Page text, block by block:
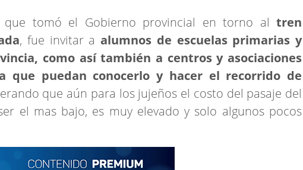
que tomó el Gobierno provincial en torno al tren
, fue invitar a alumnos de escuelas primarias y
como así también a centros y asociaciones
que puedan conocerlo y hacer el recorrido de
que aún para los jujeños el costo del pasaje del
el mas bajo, es muy elevado y solo algunos pocos